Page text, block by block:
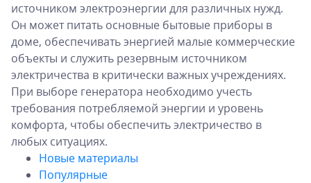
источником электроэнергии для различных нужд.
Он может питать основные бытовые приборы в
доме, обеспечивать энергией малые коммерческие
объекты и служить резервным источником
электричества в критически важных учреждениях.
При выборе генератора необходимо учесть
требования потребляемой энергии и уровень
комфорта, чтобы обеспечить электричество в
любых ситуациях.
Новые материалы
Популярные